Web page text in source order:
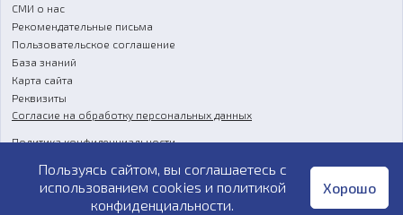
СМИ о нас
Рекомендательные письма
Пользовательское соглашение
База знаний
Карта сайта
Реквизиты
Согласие на обработку персональных данных
Политика конфиденциальности
Публичная оферта
Пользуясь сайтом, вы соглашаетесь с
использованием cookies и политикой
конфиденциальности.
Хорошо